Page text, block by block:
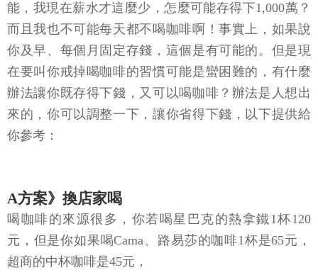
能，我現在薪水才這麼少，怎麼可能存得下1,000萬？
而且我也不可能每天都不喝咖啡啊！事實上，如果說
你及早、每個月固定存錢，這個是有可能的。但是現
在要叫你戒掉喝咖啡的習慣可能是蠻困難的，有什麼
辦法讓你既存得下錢，又可以喝咖啡？辦法是人想出
來的，你可以調整一下，讓你省得下錢，以下提供給
你參考：
A方案》換店家喝
喝咖啡的來源很多，你若喝星巴克的熱拿鐵1杯120
元，但是你如果喝Cama、路易莎的咖啡1杯是65元，
超商的中杯咖啡是45元，